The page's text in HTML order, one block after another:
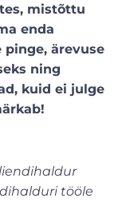
mistõttu
enda
ärevuse
ning
kuid ei julge
tööle